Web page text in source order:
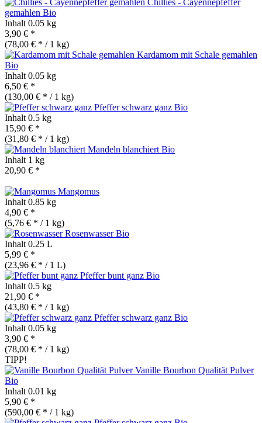
gemahlen Bio
Inhalt 0.05 kg
3,90 € *
(78,00 € * / 1 kg)
Kardamom mit Schale gemahlen
Bio
Inhalt 0.05 kg
6,50 € *
(130,00 € * / 1 kg)
Pfeffer schwarz ganz Bio
Inhalt 0.5 kg
15,90 € *
(31,80 € * / 1 kg)
Mandeln blanchiert Bio
Inhalt 1 kg
20,90 € *
Mangomus
Inhalt 0.85 kg
4,90 € *
(5,76 € * / 1 kg)
RosenwasserBio
Inhalt 0.25 L
5,99 € *
(23,96 € * / 1 L)
Pfeffer bunt ganz Bio
Inhalt 0.5 kg
21,90 € *
(43,80 € * / 1 kg)
Pfeffer schwarz ganz Bio
Inhalt 0.05 kg
3,90 € *
(78,00 € * / 1 kg)
TIPP!
Vanille Bourbon Qualität Pulver
Bio
Inhalt 0.01 kg
5,90 € *
(590,00 € * / 1 kg)